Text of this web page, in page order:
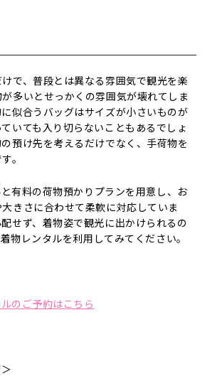
で、普段とは異なる雰囲気で観光を楽
多いとせっかくの雰囲気が壊れてしま
似合うバッグはサイズが小さいものが
いても入り切らないこともあるでしょ
預け先を考えるだけでなく、手荷物を
。
有料の荷物預かりプランを用意し、お
きさに合わせて柔軟に対応していま
せず、着物姿で観光に出かけられるの
物レンタルを利用してみてください。
のご予約はこちら